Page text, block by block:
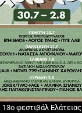
13o φεστιβάλ Ελάτειας